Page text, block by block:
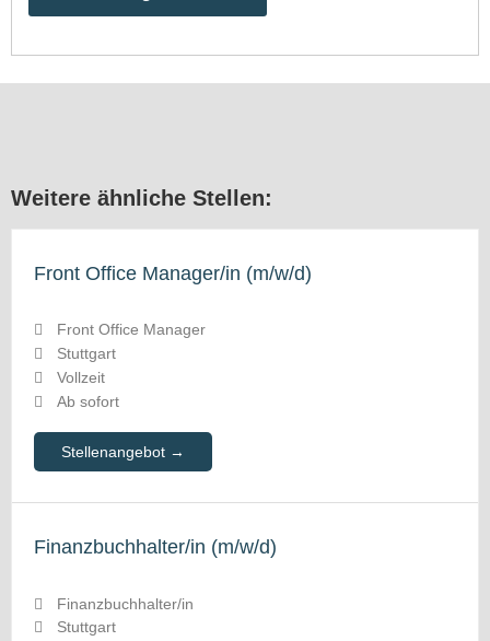
Weitere ähnliche Stellen:
Front Office Manager/in (m/w/d)
Front Office Manager
Stuttgart
Vollzeit
Ab sofort
Stellenangebot
Finanzbuchhalter/in (m/w/d)
Finanzbuchhalter/in
Stuttgart